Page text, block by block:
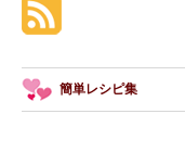
簡単レシピ集